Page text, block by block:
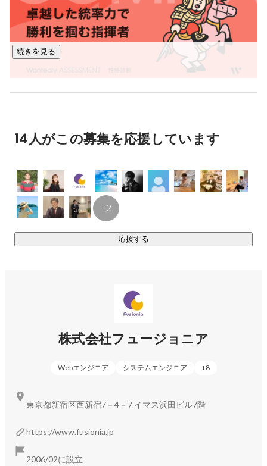
続きを見る
14人がこの募集を応援しています
応援する
+2
株式会社フュージョニア
Webエンジニア システムエンジニア +8
https://www.fusionia.jp
2006/02に設立
東京都新宿区西新宿7－4－7 イマス浜田ビル7階